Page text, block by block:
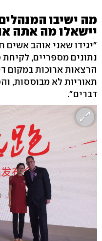
מה ישיבו
יישאלו מה אתה
"יגידו שאני אוהב אשים
נתונים מספריים, לקיחת
הרצאות ארוכות במקום
תאוריות לא מבוססות,
דברים".